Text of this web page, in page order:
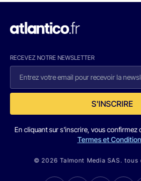
RECEVEZ NOTRE NEWSLETTER
S'INSCRIRE
En cliquant sur s'inscrire, vous confirmez
Termes et
© 2026 Talmont Media SAS. tous